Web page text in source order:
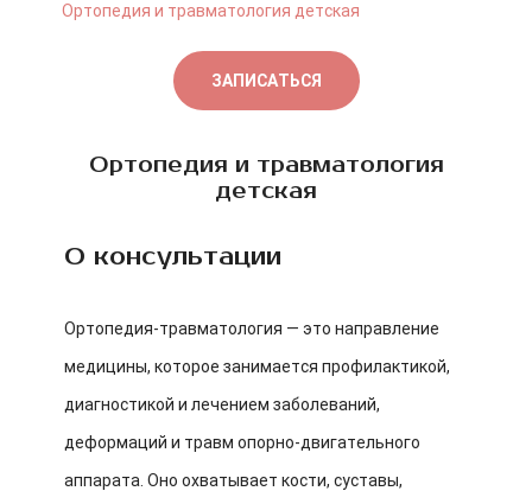
Ортопедия и травматология детская
ЗАПИСАТЬСЯ
Ортопедия и травматология
детская
О консультации
Ортопедия-травматология — это направление
медицины, которое занимается профилактикой,
диагностикой и лечением заболеваний,
деформаций и травм опорно-двигательного
аппарата. Оно охватывает кости, суставы,